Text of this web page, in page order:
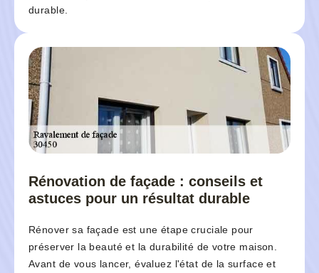
durable.
Rénovation de façade : conseils et
astuces pour un résultat durable
Rénover sa façade est une étape cruciale pour
préserver la beauté et la durabilité de votre maison.
Avant de vous lancer, évaluez l'état de la surface et